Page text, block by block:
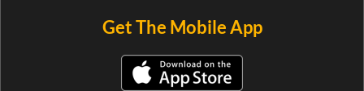
Get The Mobile App